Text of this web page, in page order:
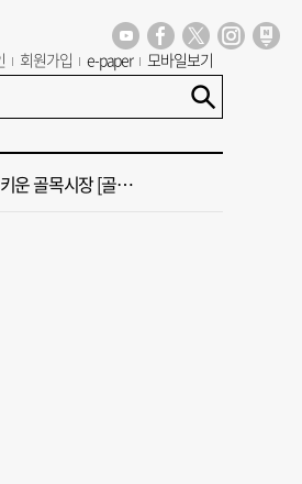
회원가입 e-paper 모바일보기
24일)
달·미분양 심화
[골목시장, 다시 장날]